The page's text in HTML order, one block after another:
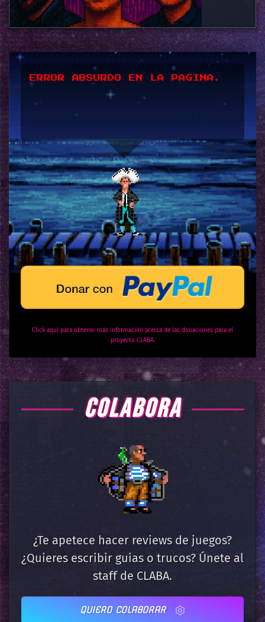
ERROR ABSURDO EN LA PAGINA.
Click aquí para obtener más información acerca de las donaciones para el
proyecto CLABA.
COLABORA
¿Te apetece hacer reviews de juegos?
¿Quieres escribir guias o trucos? Únete al
staff de CLABA.
QUIERO COLABORAR